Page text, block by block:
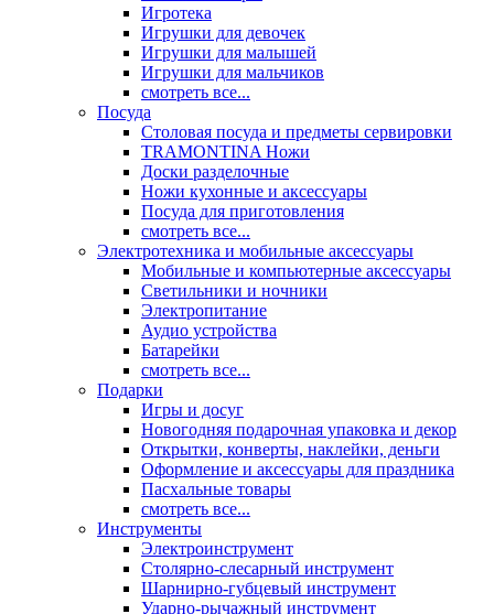
Игротека
Игрушки для девочек
Игрушки для малышей
Игрушки для мальчиков
смотреть все...
Посуда
Столовая посуда и предметы сервировки
TRAMONTINA Ножи
Доски разделочные
Ножи кухонные и аксессуары
Посуда для приготовления
смотреть все...
Электротехника и мобильные аксессуары
Мобильные и компьютерные аксессуары
Светильники и ночники
Электропитание
Аудио устройства
Батарейки
смотреть все...
Подарки
Игры и досуг
Новогодняя подарочная упаковка и декор
Открытки, конверты, наклейки, деньги
Оформление и аксессуары для праздника
Пасхальные товары
смотреть все...
Инструменты
Электроинструмент
Столярно-слесарный инструмент
Шарнирно-губцевый инструмент
Ударно-рычажный инструмент